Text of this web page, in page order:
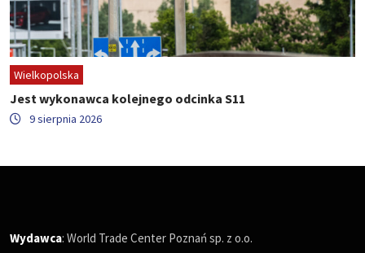
Wielkopolska
Jest wykonawca kolejnego odcinka S11
9 sierpnia 2026
Wydawca: World Trade Center Poznań sp. z o.o.